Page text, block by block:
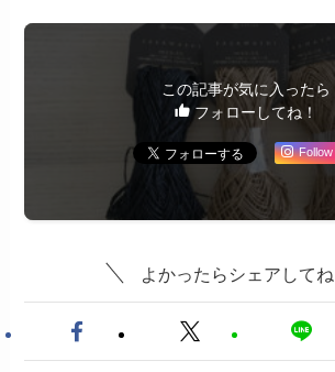
この記事が気に入ったら
フォローしてね！
Follow
よかったらシェアしてね